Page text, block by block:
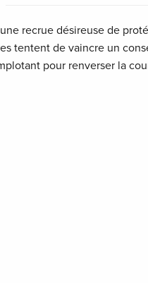
recrue désireuse de
tentent de vaincre un
pour renverser la